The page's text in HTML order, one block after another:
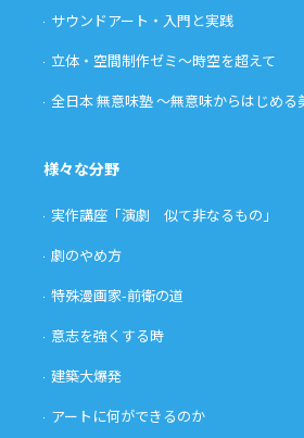
サウンドアート・入門と実践
立体・空間制作ゼミ〜時空を超えて
全日本 無意味塾 〜無意味からはじめる
様々な分野
実作講座「演劇 似て非なるもの」
劇のやめ方
特殊漫画家-前衛の道
意志を強くする時
建築大爆発
アートに何ができるのか